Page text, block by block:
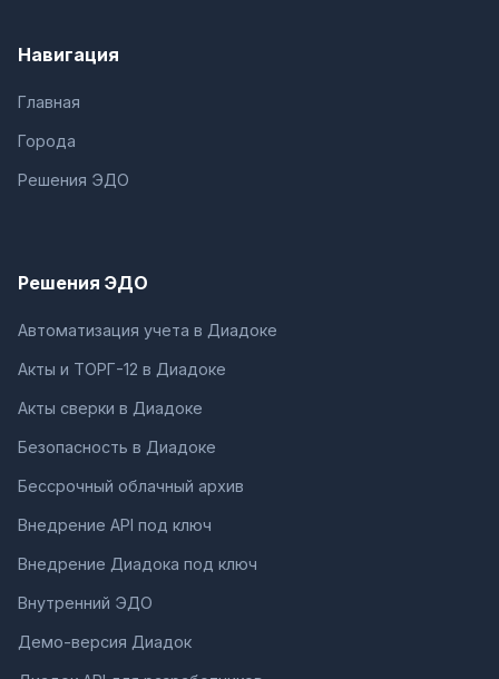
Навигация
Главная
Города
Решения ЭДО
Решения ЭДО
Автоматизация учета в Диадоке
Акты и ТОРГ-12 в Диадоке
Акты сверки в Диадоке
Безопасность в Диадоке
Бессрочный облачный архив
Внедрение API под ключ
Внедрение Диадока под ключ
Внутренний ЭДО
Демо-версия Диадок